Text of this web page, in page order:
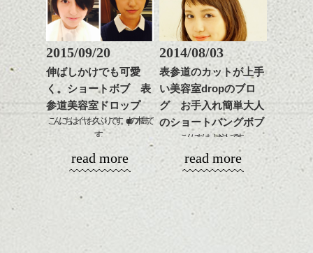
ハンサムショート／ヘッド
スパ／伸びても目立たない
ルカラー/髪質改善/TOKIOト
ながら
整えるだけですよ。
これからのスタイルチェ
ンジの事等
是非なんでもご相談して
下さい。
お待ちしております
洋服も自分で作ってやっと出来上がった服
を洗濯したら
ただの糸のかたまりになったり！と
いろんな失敗をしてきました。
でもあの時のドキドキワクワク感が今でも
髪を切る時の感じと
似ている気がします。
何歳になってもその気持ちを持ち続けてい
きたいと思っています。
髪に成分を多く残すと良いと思い込んでる
人が多く洗い残したトリートメントは
空気中の酸素と酸化しかえって髪を痛める
原因になり頭皮全体も炎症をおこす可能性
があります。
シャンプーメーカーの人いわく、
シャンプーよりトリートメントをしっかり
流してください！と言っていました。
皆さん以外とこれ驚きですよね！
私も聞いた時にはビックリしました。
尚、洗い流しは頭皮から毛先まで
しっかり流してください。
2015/09/20
伸ばしかけでも可愛
く。ショートボブ 表
参道美容室ドロップ
こんにちはイヤお久ぶりです。dropの木島で
す。
本日久しぶりに撮影の仕込みをしました。
モデルさんの今回のオーダーが、伸ばした
まず前から見て短い印象になったらアウ
read more
2014/08/03
表参道のカットが上手
い美容室dropのブロ
グ お手入れ簡単大人
のショートバングボブ
こんにちは、はやしです。
新しいスタイルupしました。
read more